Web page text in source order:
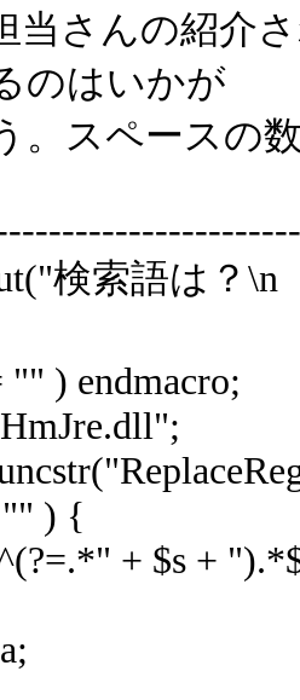
さんの紹介
のはいかが
。スペースの
検索語は？
) endmacro;
) {
+ $s +